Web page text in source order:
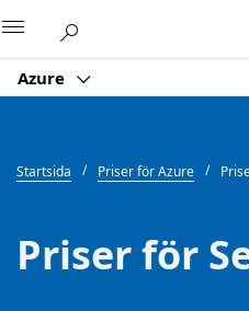
Azure
Startsida Priser för Azure
Priser för